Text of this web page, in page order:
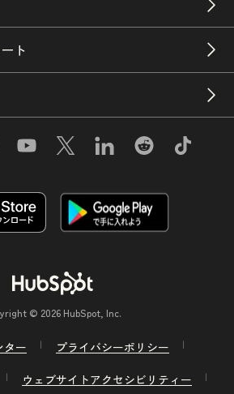
ト
© 2026 HubSpot, Inc.
ター
プライバシーポリシー
ウェブサイトアクセシビリティー